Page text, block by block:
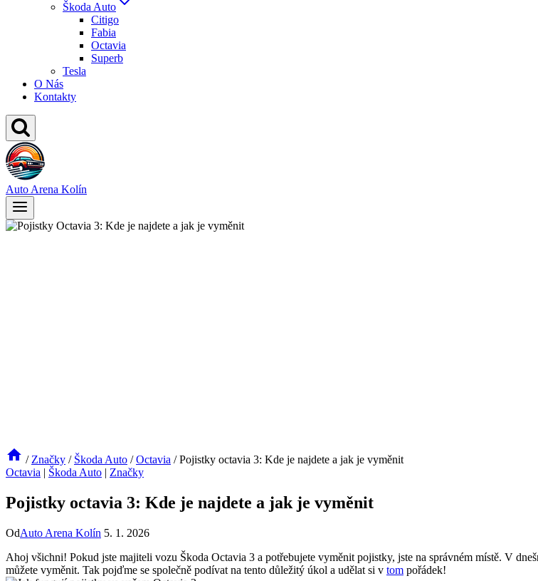
Škoda Auto
Citigo
Fabia
Octavia
Superb
Tesla
O Nás
Kontakty
Auto Arena Kolín
/ Značky / Škoda Auto / Octavia / Pojistky octavia 3: Kde je najdete a jak je vyměnit
Octavia | Škoda Auto | Značky
Pojistky octavia 3: Kde je najdete a jak je vyměnit
OdAuto Arena Kolín 5. 1. 2026
Ahoj všichni! Pokud jste majiteli vozu Škoda Octavia 3 a potřebujete vyměnit pojistky, jste na správném místě. V
můžete vyměnit. Tak pojďme se společně podívat na tento důležitý úkol a udělat si v tom pořádek!